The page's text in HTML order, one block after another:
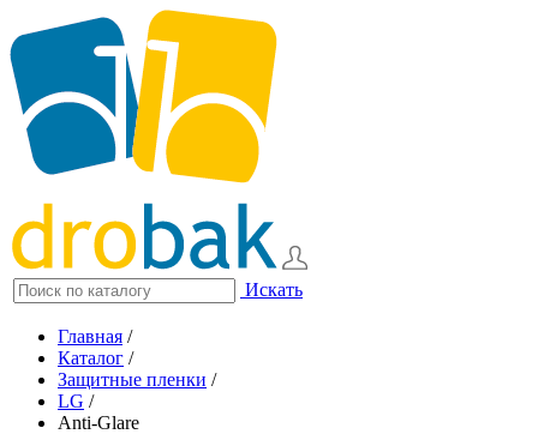
Искать
Главная /
Каталог /
Защитные пленки /
LG /
Anti-Glare